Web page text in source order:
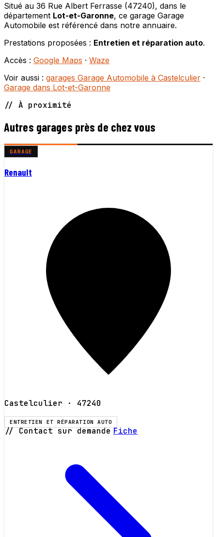
Situé au 36 Rue Albert Ferrasse (47240), dans le
département Lot-et-Garonne, ce garage Garage
Automobile est référencé dans notre annuaire.
Prestations proposées : Entretien et réparation auto.
Accès : Google Maps · Waze
Voir aussi : garages Garage Automobile à Castelculier ·
Garage dans Lot-et-Garonne
// À proximité
Autres garages près de chez vous
GARAGE
Renault
Castelculier · 47240
ENTRETIEN ET RÉPARATION AUTO
// Contact sur demande Fiche